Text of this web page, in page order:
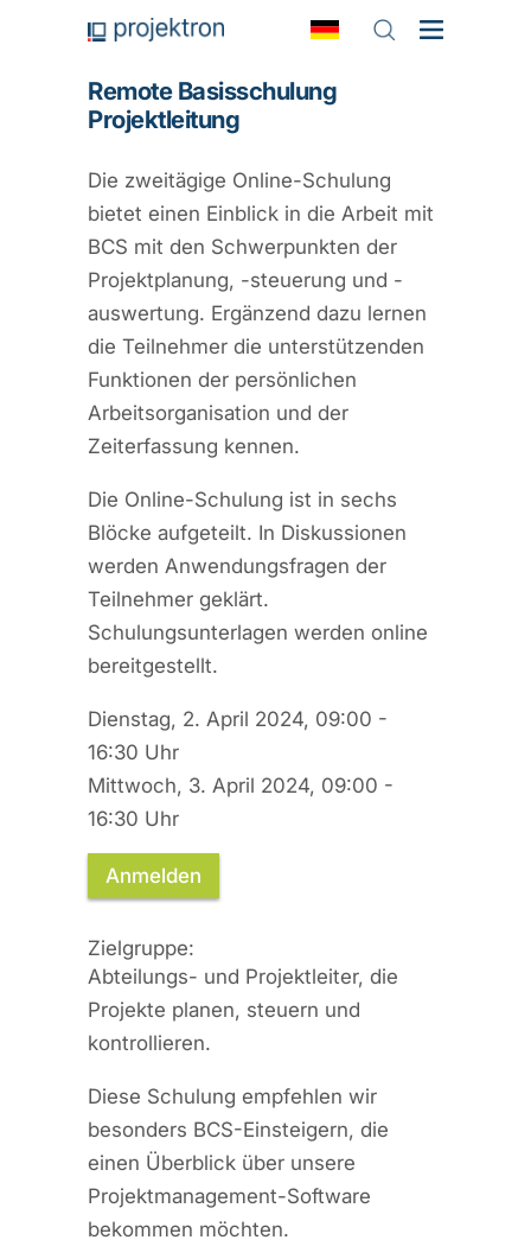
Remote Basisschulung
Projektleitung
Die zweitägige Online-Schulung
bietet einen Einblick in die Arbeit mit
BCS mit den Schwerpunkten der
Projektplanung, -steuerung und -
auswertung. Ergänzend dazu lernen
die Teilnehmer die unterstützenden
Funktionen der persönlichen
Arbeitsorganisation und der
Zeiterfassung kennen.
Die Online-Schulung ist in sechs
Blöcke aufgeteilt. In Diskussionen
werden Anwendungsfragen der
Teilnehmer geklärt.
Schulungsunterlagen werden online
bereitgestellt.
Dienstag, 2. April 2024, 09:00 -
16:30 Uhr
Mittwoch, 3. April 2024, 09:00 -
16:30 Uhr
Anmelden
Zielgruppe:
Abteilungs- und Projektleiter, die
Projekte planen, steuern und
kontrollieren.
Diese Schulung empfehlen wir
besonders BCS-Einsteigern, die
einen Überblick über unsere
Projektmanagement-Software
bekommen möchten.